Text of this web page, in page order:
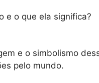
e o que ela significa?
e o simbolismo
pelo mundo.